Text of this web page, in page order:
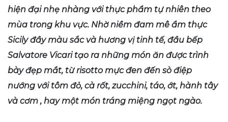
hiện đại nhẹ nhàng với thực phẩm tự nhiên theo
mùa trong khu vực. Nhờ niềm đam mê ẩm thực
Sicily đầy màu sắc và hương vị tinh tế, đầu bếp
Salvatore Vicari tạo ra những món ăn được trình
bày đẹp mắt, từ risotto mực đen đến sò điệp
nướng với tôm đỏ, cà rốt, zucchini, táo, ớt, hành tây
và cơm , hay một món tráng miệng ngọt ngào.